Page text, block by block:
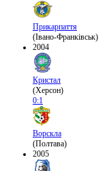
Прикарпаття
(Івано-Франківськ)
2004
Кристал
(Херсон)
0:1
Ворскла
(Полтава)
2005